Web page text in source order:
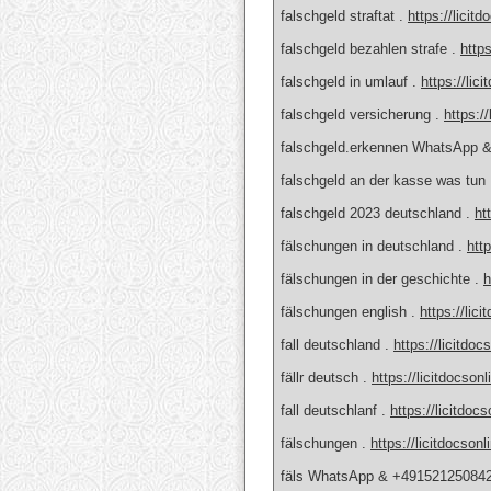
falschgeld straftat . https://
falschgeld bezahlen strafe .
falschgeld in umlauf . https://
falschgeld versicherung .
falschgeld.erkennen WhatsApp
falschgeld an der kasse was
falschgeld 2023 deutschland .
fälschungen in deutschland .
fälschungen in der geschichte .
fälschungen english . https://
fall deutschland . https://
fällr deutsch . https://
fall deutschlanf . https://
fälschungen . https://
fäls WhatsApp &